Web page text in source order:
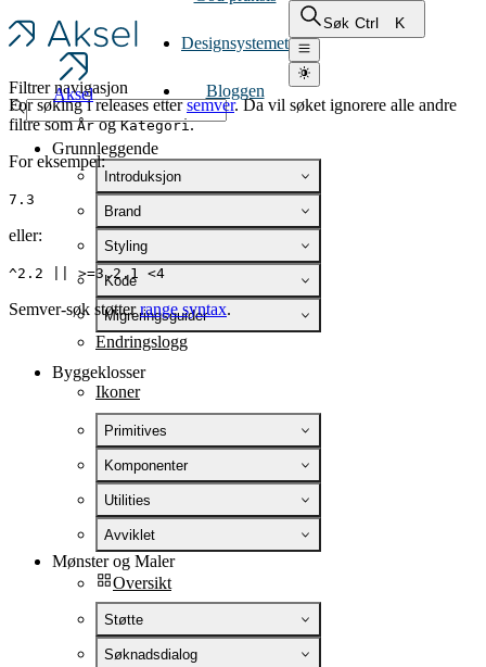
Aksel
Designsystemet
Bloggen
Søk Ctrl K
Filtrer navigasjon
Grunnleggende
Introduksjon
Brand
Styling
Kode
Migreringsguider
Endringslogg
Byggeklosser
Ikoner
Primitives
Komponenter
Utilities
Avviklet
Mønster og Maler
Oversikt
Støtte
Søknadsdialog
For søking i releases etter semver. Da vil søket ignorere alle andre
filtre somÅrog Kategori.
For eksempel:
7.3
eller:
^2.2 || >=3.2.1 <4
Semver-søk støtter range syntax.